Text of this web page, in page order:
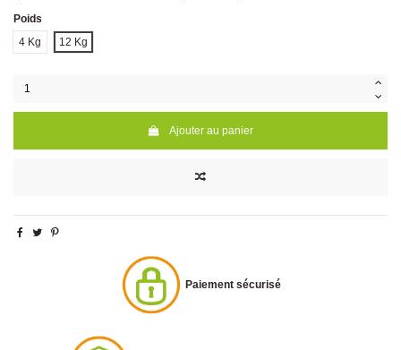
Poids
4 Kg
12 Kg
Ajouter au panier
Paiement sécurisé